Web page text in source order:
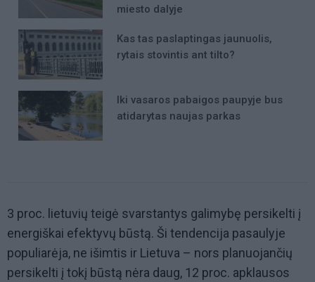
miesto dalyje
Kas tas paslaptingas jaunuolis,
rytais stovintis ant tilto?
Iki vasaros pabaigos paupyje bus
atidarytas naujas parkas
3 proc. lietuvių teigė svarstantys galimybę persikelti į
energiškai efektyvų būstą. Ši tendencija pasaulyje
populiarėja, ne išimtis ir Lietuva – nors planuojančių
persikelti į tokį būstą nėra daug, 12 proc. apklausos